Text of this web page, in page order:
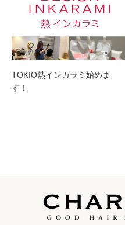
TOKIO熱インカラミ始めま
す！